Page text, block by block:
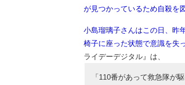
が見つかっているため自殺を
小島瑠璃子さんはこの日、昨
椅子に座った状態で意識を失
ライデーデジタル』は、
「110番があって救急隊が